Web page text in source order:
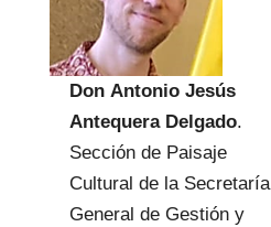
Don Antonio Jesús
Antequera Delgado.
Sección de Paisaje
Cultural de la Secretaría
General de Gestión y